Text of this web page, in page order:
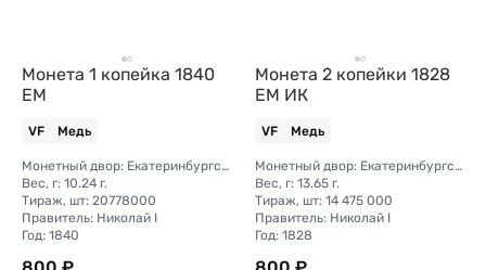
Монета 1 копейка 1840
ЕМ
VF Медь
Монетный двор: Екатеринбургский монетный двор
Вес, г: 10.24 г.
Тираж, шт: 20778000
Правитель: Николай I
Год: 1840
Монета 2 копейки 1828
ЕМ ИК
VF Медь
Монетный двор: Екатеринбургский монетный двор
Вес, г: 13.65 г.
Тираж, шт: 14 475 000
Правитель: Николай I
Год: 1828